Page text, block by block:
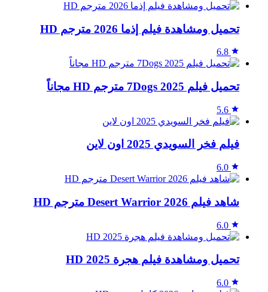
تحميل ومشاهدة فيلم إذما 2026 مترجم HD
6.8
تحميل فيلم 7Dogs 2025 مترجم HD مجاناً
5.6
فيلم فخر السويدي 2025 اون لاين
6.0
شاهد فيلم Desert Warrior 2026 مترجم HD
6.0
تحميل ومشاهدة فيلم هجرة 2025 HD
6.0